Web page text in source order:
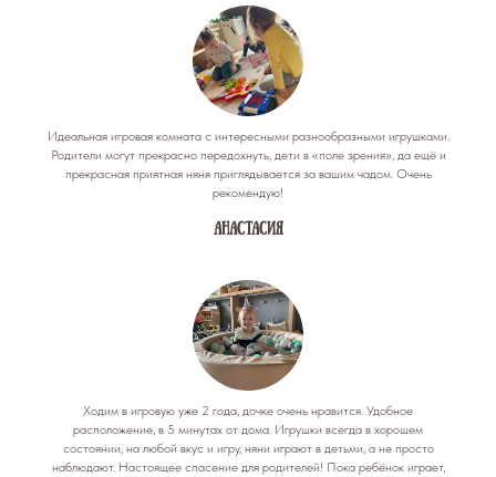
Идеальная игровая комната с интересными разнообразными игрушками.
Родители могут прекрасно передохнуть, дети в «поле зрения», да ещё и
прекрасная приятная няня приглядывается за вашим чадом. Очень
рекомендую!
Анастасия
Ходим в игровую уже 2 года, дочке очень нравится. Удобное
расположение, в 5 минутах от дома. Игрушки всегда в хорошем
состоянии, на любой вкус и игру, няни играют в детьми, а не просто
наблюдают. Настоящее спасение для родителей! Пока ребёнок играет,